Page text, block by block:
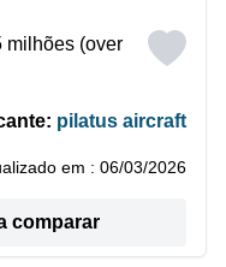
milhões (over
pilatus aircraft
em : 06/03/2026
comparar